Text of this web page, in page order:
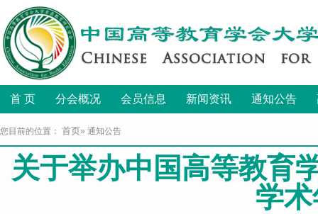
首 页 分会概况 会员信息 新闻资讯 通知公告
您目前的位置： 首页» 通知公告
关于举办中国高等教育
学